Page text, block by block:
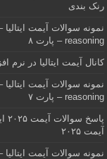
رنک بندی
reasoning – پارت ۸
کانال آیمت ایتالیا در نرم
reasoning – پارت ۷
آیمت ۲۰۲۵